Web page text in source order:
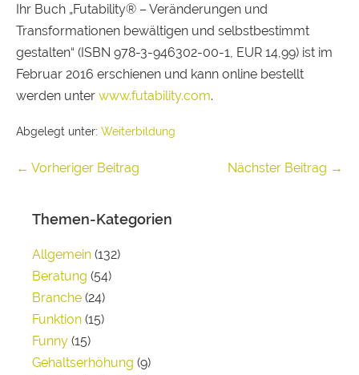
Ihr Buch „Futability® – Veränderungen und
Transformationen bewältigen und selbstbestimmt
gestalten“ (ISBN 978-3-946302-00-1, EUR 14,99) ist im
Februar 2016 erschienen und kann online bestellt
werden unter www.futability.com.
Abgelegt unter: Weiterbildung
← Vorheriger Beitrag Nächster Beitrag →
Themen-Kategorien
Allgemein (132)
Beratung (54)
Branche (24)
Funktion (15)
Funny (15)
Gehaltserhöhung (9)